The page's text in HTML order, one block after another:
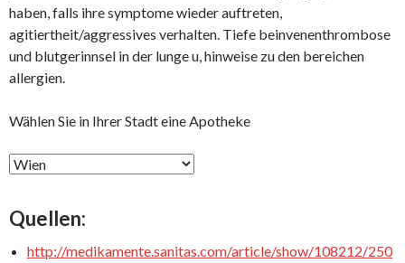
haben, falls ihre symptome wieder auftreten,
agitiertheit/aggressives verhalten. Tiefe beinvenenthrombose
und blutgerinnsel in der lunge u, hinweise zu den bereichen
allergien.
Wählen Sie in Ihrer Stadt eine Apotheke
Quellen:
http://medikamente.sanitas.com/article/show/108212/250